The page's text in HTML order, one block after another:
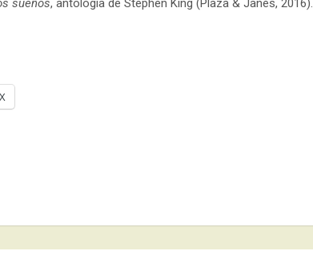
sueños, antología de Stephen King (Plaza & Janés, 2016).
X